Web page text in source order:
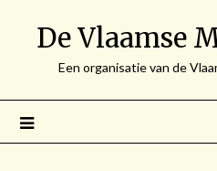
De Vlaamse
Een organisatie van de